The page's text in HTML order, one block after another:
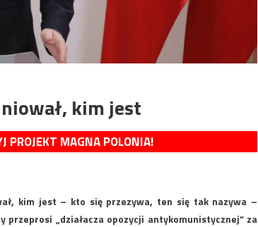
kim jest
PROJEKT MAGNA POLONIA!
kim jest – kto się przezywa, ten się tak nazywa –
„działacza opozycji antykomunistycznej” za